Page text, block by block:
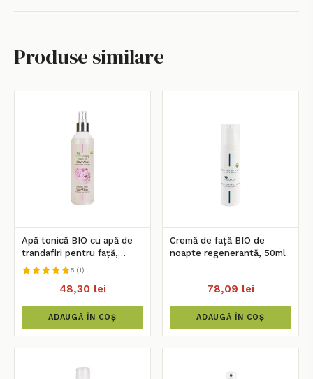
Produse similare
Apă tonică BIO cu apă de
trandafiri pentru față,
250ml
5 (1)
48,30 lei
ADAUGĂ ÎN COȘ
Cremă de față BIO de
noapte regenerantă, 50ml
78,09 lei
ADAUGĂ ÎN COȘ